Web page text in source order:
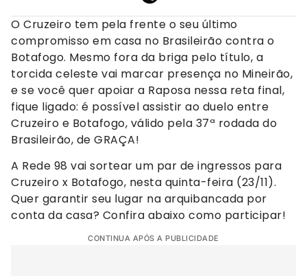
O Cruzeiro tem pela frente o seu último
compromisso em casa no Brasileirão contra o
Botafogo. Mesmo fora da briga pelo título, a
torcida celeste vai marcar presença no Mineirão,
e se você quer apoiar a Raposa nessa reta final,
fique ligado: é possível assistir ao duelo entre
Cruzeiro e Botafogo, válido pela 37ª rodada do
Brasileirão, de GRAÇA!
A Rede 98 vai sortear um par de ingressos para
Cruzeiro x Botafogo, nesta quinta-feira (23/11).
Quer garantir seu lugar na arquibancada por
conta da casa? Confira abaixo como participar!
CONTINUA APÓS A PUBLICIDADE